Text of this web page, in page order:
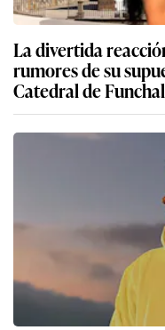
La divertida
rumores de su
Catedral de Funchal